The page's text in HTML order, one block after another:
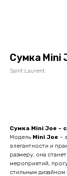
Сумка Mini
Saint Laurent
Сумка Mini Joe –
Модель Mini Joe –
элегантности и
размеру, она
мероприятий,
стильным